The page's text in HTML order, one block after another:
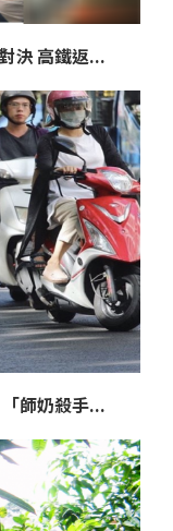
決 高鐵返...
師奶殺手...